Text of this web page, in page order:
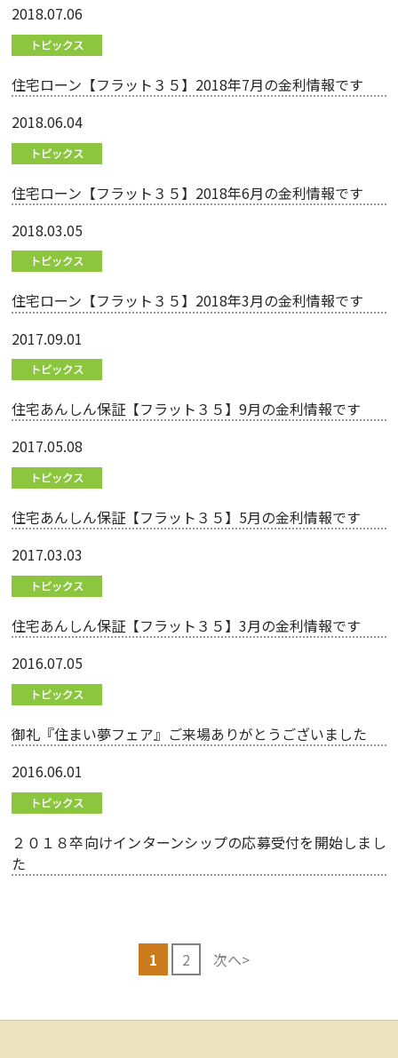
2018.07.06
住宅ローン【フラット３５】2018年7月の金利情報です
2018.06.04
住宅ローン【フラット３５】2018年6月の金利情報です
2018.03.05
住宅ローン【フラット３５】2018年3月の金利情報です
2017.09.01
住宅あんしん保証【フラット３５】9月の金利情報です
2017.05.08
住宅あんしん保証【フラット３５】5月の金利情報です
2017.03.03
住宅あんしん保証【フラット３５】3月の金利情報です
2016.07.05
御礼『住まい夢フェア』ご来場ありがとうございました
2016.06.01
２０１８卒向けインターンシップの応募受付を開始しまし
た
1 2 次へ>